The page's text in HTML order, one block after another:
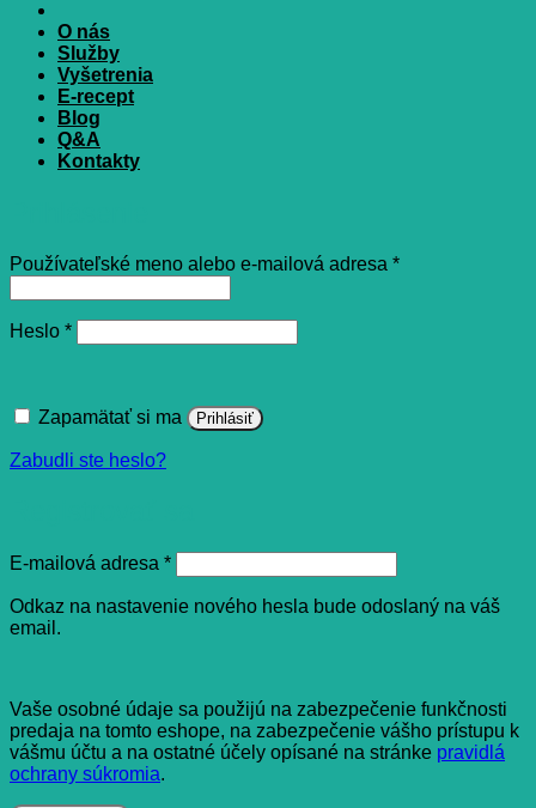
O nás
Služby
Vyšetrenia
E-recept
Blog
Q&A
Kontakty
Používateľské meno alebo e-mailová adresa *Povinné
Heslo *Povinné
Zapamätať si ma Prihlásiť
Zabudli ste heslo?
E-mailová adresa *Povinné
Odkaz na nastavenie nového hesla bude odoslaný na váš
email.
Vaše osobné údaje sa použijú na zabezpečenie funkčnosti
predaja na tomto eshope, na zabezpečenie vášho prístupu k
vášmu účtu a na ostatné účely opísané na stránke pravidlá
ochrany súkromia.